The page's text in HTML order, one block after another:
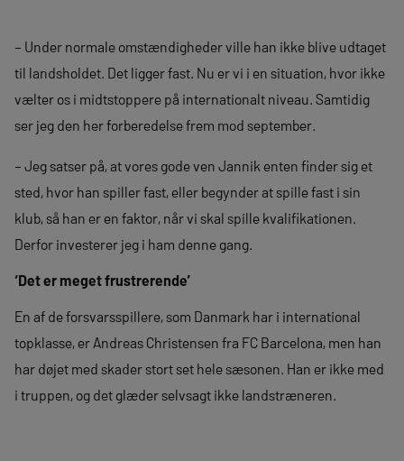
– Under normale omstændigheder ville han ikke blive udtaget
til landsholdet. Det ligger fast. Nu er vi i en situation, hvor ikke
vælter os i midtstoppere på internationalt niveau. Samtidig
ser jeg den her forberedelse frem mod september.
– Jeg satser på, at vores gode ven Jannik enten finder sig et
sted, hvor han spiller fast, eller begynder at spille fast i sin
klub, så han er en faktor, når vi skal spille kvalifikationen.
Derfor investerer jeg i ham denne gang.
‘Det er meget frustrerende’
En af de forsvarsspillere, som Danmark har i international
topklasse, er Andreas Christensen fra FC Barcelona, men han
har døjet med skader stort set hele sæsonen. Han er ikke med
i truppen, og det glæder selvsagt ikke landstræneren.